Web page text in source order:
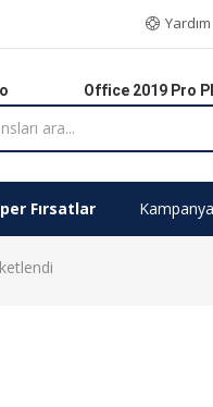
Yardım
Office 2019 Pro
Fırsatlar